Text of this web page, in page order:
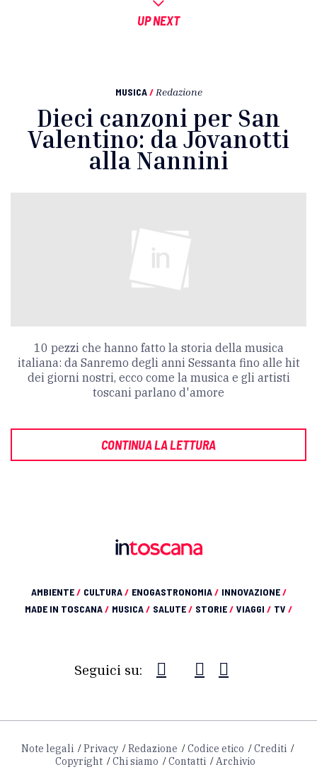
UP NEXT
MUSICA / Redazione
Dieci canzoni per San
Valentino: da Jovanotti
alla Nannini
10 pezzi che hanno fatto la storia della musica
italiana: da Sanremo degli anni Sessanta fino alle hit
dei giorni nostri, ecco come la musica e gli artisti
toscani parlano d'amore
CONTINUA LA LETTURA
AMBIENTE/ CULTURA/ ENOGASTRONOMIA/ INNOVAZIONE/
MADE IN TOSCANA/ MUSICA/ SALUTE/ STORIE/ VIAGGI / TV /
Seguici su:
Note legali Privacy Redazione Codice etico
Crediti
Copyright
Chi siamo Contatti Archivio